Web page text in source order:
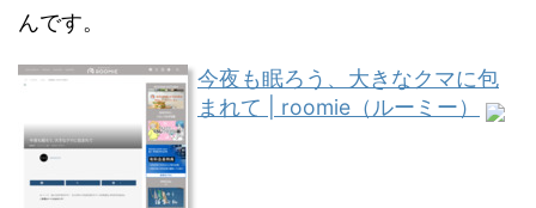
んです。
今夜も眠ろう、大きなクマに包
まれて | roomie（ルーミー）